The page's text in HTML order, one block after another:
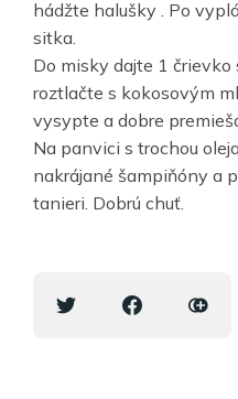
hádžte halušky . Po
sitka.
Do misky dajte 1 črievko
roztlačte s kokosovým
vysypte a dobre
Na panvici s trochou
nakrájané šampiňóny a
tanieri. Dobrú chuť.